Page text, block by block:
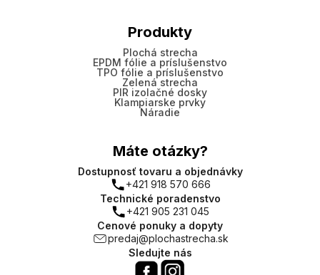
Produkty
Plochá strecha
EPDM fólie a príslušenstvo
TPO fólie a príslušenstvo
Zelená strecha
PIR izolačné dosky
Klampiarske prvky
Náradie
Máte otázky?
Dostupnosť tovaru a objednávky
+421 918 570 666
Technické poradenstvo
+421 905 231 045
Cenové ponuky a dopyty
predaj@plochastrecha.sk
Sledujte nás